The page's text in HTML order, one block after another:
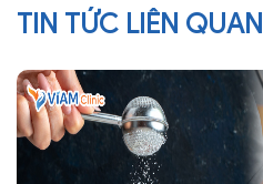
TIN TỨC LIÊN QUAN